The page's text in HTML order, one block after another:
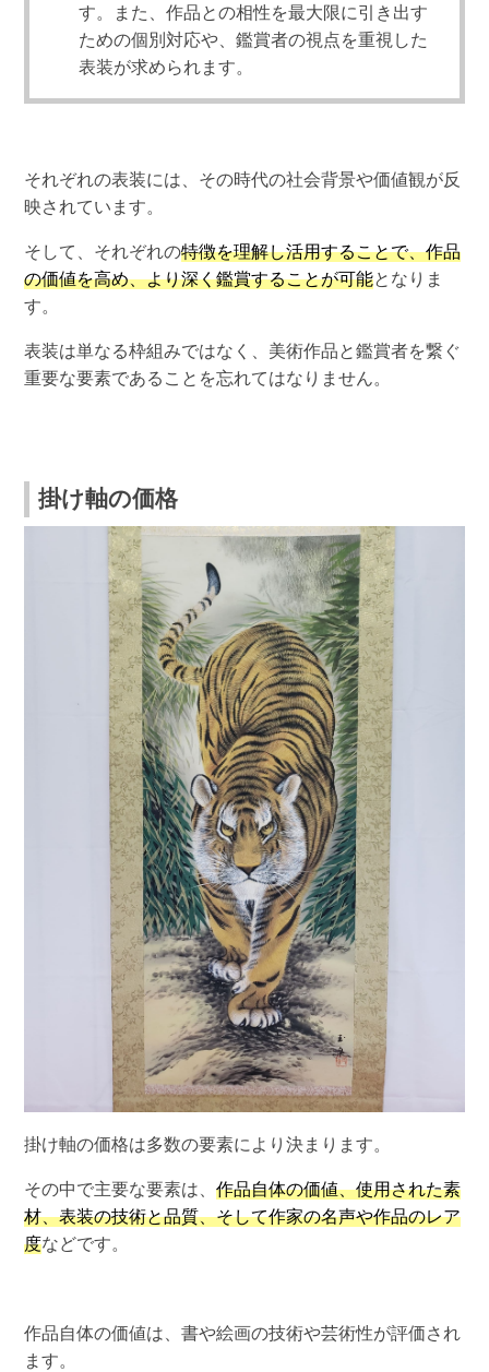
す。また、作品との相性を最大限に引き出す
ための個別対応や、鑑賞者の視点を重視した
表装が求められます。
それぞれの表装には、その時代の社会背景や価値観が反
映されています。
そして、それぞれの特徴を理解し活用することで、作品
の価値を高め、より深く鑑賞することが可能となりま
す。
表装は単なる枠組みではなく、美術作品と鑑賞者を繋ぐ
重要な要素であることを忘れてはなりません。
掛け軸の価格
掛け軸の価格は多数の要素により決まります。
その中で主要な要素は、作品自体の価値、使用された素
材、表装の技術と品質、そして作家の名声や作品のレア
度などです。
作品自体の価値は、書や絵画の技術や芸術性が評価され
ます。